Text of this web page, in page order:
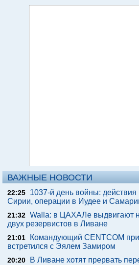
ВАЖНЫЕ НОВОСТИ
22:25
1037-й день войны: действия
Сирии, операции в Иудее и
21:32 Walla: в ЦАХАЛе выдвигают
двух резервистов в Ливане
21:01
Командующий CENTCOM
встретился с Эялем Замиром
20:20
В Ливане хотят прервать